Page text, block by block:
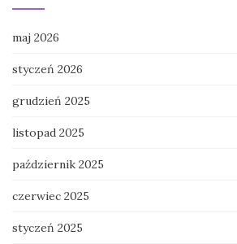
maj 2026
styczeń 2026
grudzień 2025
listopad 2025
październik 2025
czerwiec 2025
styczeń 2025